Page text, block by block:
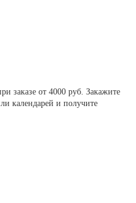
заказе от 4000 руб. Закажите
календарей и получите